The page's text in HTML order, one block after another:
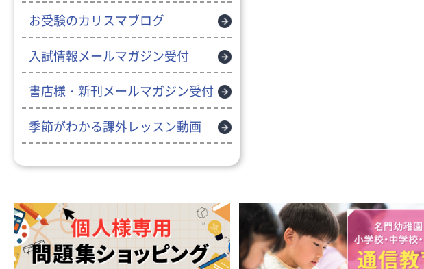
お受験のカリスマブログ
入試情報メールマガジン受付
書店様・新刊メールマガジン受付
季節がわかる課外レッスン動画